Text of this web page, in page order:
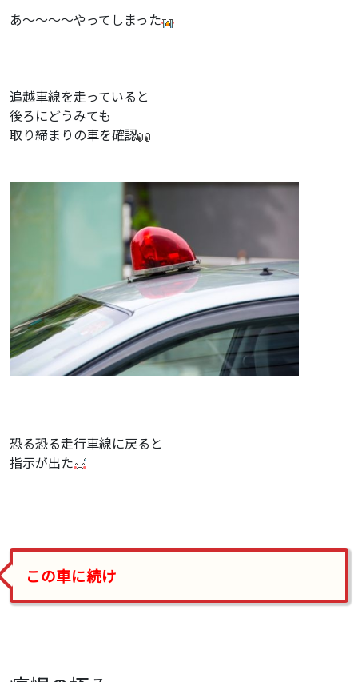
あ〜〜〜〜やってしまった
追越車線を走っていると
後ろにどうみても
取り締まりの車を確認
恐る恐る走行車線に戻ると
指示が出た
この車に続け